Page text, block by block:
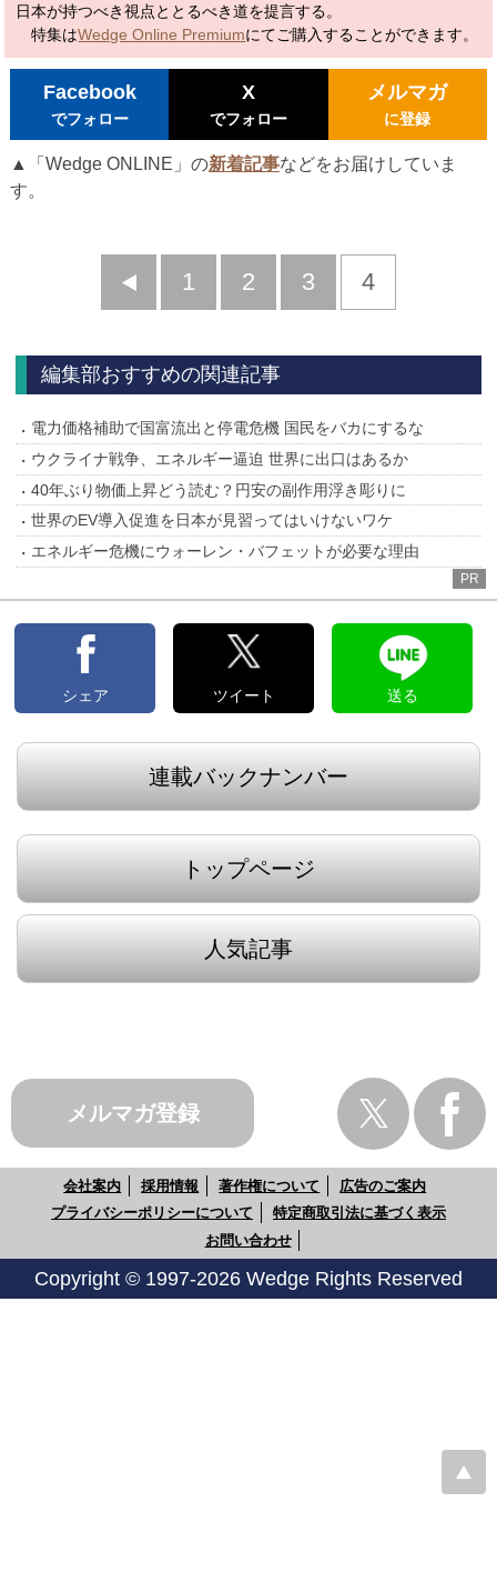
日本が持つべき視点ととるべき道を提言する。
特集はWedge Online Premiumにてご購入することができます。
Facebook
でフォロー
X
でフォロー
メルマガ
に登録
▲「Wedge ONLINE」の新着記事などをお届けしていま
す。
前
1 2 3 4
編集部おすすめの関連記事
電力価格補助で国富流出と停電危機 国民をバカにするな
ウクライナ戦争、エネルギー逼迫 世界に出口はあるか
40年ぶり物価上昇どう読む？円安の副作用浮き彫りに
世界のEV導入促進を日本が見習ってはいけないワケ
エネルギー危機にウォーレン・バフェットが必要な理由
PR
シェア ツイート 送る
連載バックナンバー
トップページ
人気記事
メルマガ登録
会社案内 採用情報 著作権について
広告のご案内
プライバシーポリシーについて
特定商取引法に基づく表示
お問い合わせ
Copyright © 1997-2026 Wedge Rights Reserved